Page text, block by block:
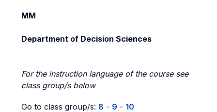
MM
Department of Decision Sciences
For the instruction language of the course see
class group/s below
Go to class group/s: 8 - 9 - 10